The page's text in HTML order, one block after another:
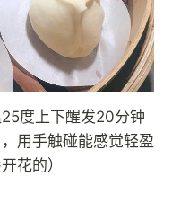
度上下醒发20分钟
用手触碰能感觉轻盈
花的）